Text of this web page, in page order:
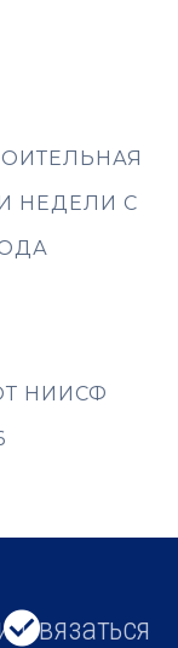
НЕДЕЛИ С
НИИСФ
Связаться